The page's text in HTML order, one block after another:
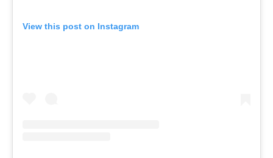
View this post on Instagram